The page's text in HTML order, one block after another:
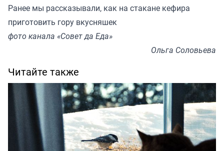
Ранее мы рассказывали, как на стакане кефира
приготовить гору вкусняшек
фото канала «Совет да Еда»
Ольга Соловьева
Читайте также